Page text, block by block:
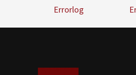
Errorlog